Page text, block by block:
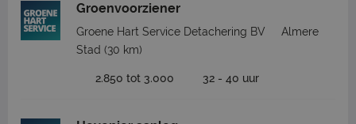
Groenvoorziener
Groene Hart Service Detachering BV
Almere
Stad (30 km)
2.850 tot 3.000 32 - 40 uur